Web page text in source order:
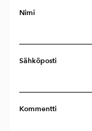
Nimi
Sähköposti
Kommentti